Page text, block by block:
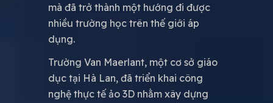
mà đã trở thành một hướng đi được
nhiều trường học trên thế giới áp
dụng.
Trường Van Maerlant, một cơ sở giáo
dục tại Hà Lan, đã triển khai công
nghệ thực tế ảo 3D nhằm xây dựng